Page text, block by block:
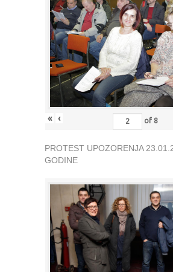
« ‹ of 8
PROTEST UPOZORENJA
GODINE